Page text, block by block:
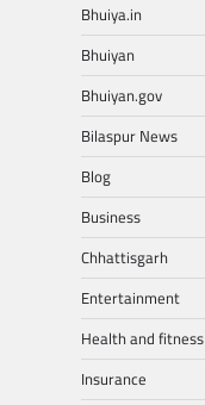
Bhuiya.in
Bhuiyan
Bhuiyan.gov
Bilaspur News
Blog
Business
Chhattisgarh
Entertainment
Health and fitness
Insurance